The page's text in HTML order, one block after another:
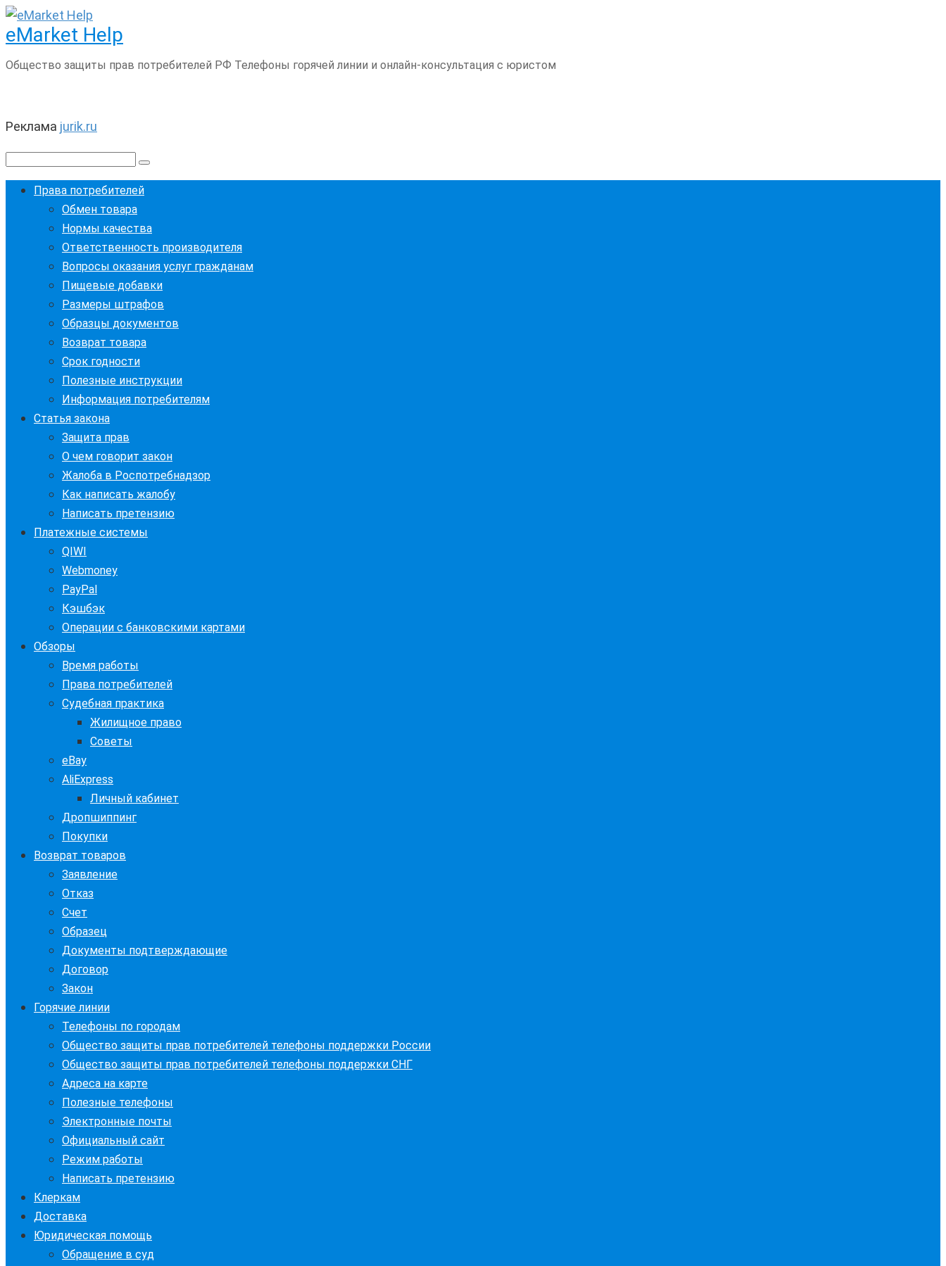
Перейти
к
eMarket Help
Общество защиты прав потребителей РФ Телефоны горячей линии и онлайн-консультация с юристом
Реклама jurik.ru
Поиск:
Права потребителей
Обмен товара
Нормы качества
Ответственность производителя
Вопросы оказания услуг гражданам
Пищевые добавки
Размеры штрафов
Образцы документов
Возврат товара
Срок годности
Полезные инструкции
Информация потребителям
Статья закона
Защита прав
О чем говорит закон
Жалоба в Роспотребнадзор
Как написать жалобу
Написать претензию
Платежные системы
QIWI
Webmoney
PayPal
Кэшбэк
Операции с банковскими картами
Обзоры
Время работы
Права потребителей
Судебная практика
Жилищное право
Советы
eBay
AliExpress
Личный кабинет
Дропшиппинг
Покупки
Возврат товаров
Заявление
Отказ
Счет
Образец
Документы подтверждающие
Договор
Закон
Горячие линии
Телефоны по городам
Общество защиты прав потребителей телефоны поддержки России
Общество защиты прав потребителей телефоны поддержки СНГ
Адреса на карте
Полезные телефоны
Электронные почты
Официальный сайт
Режим работы
Написать претензию
Клеркам
Доставка
Юридическая помощь
Обращение в суд